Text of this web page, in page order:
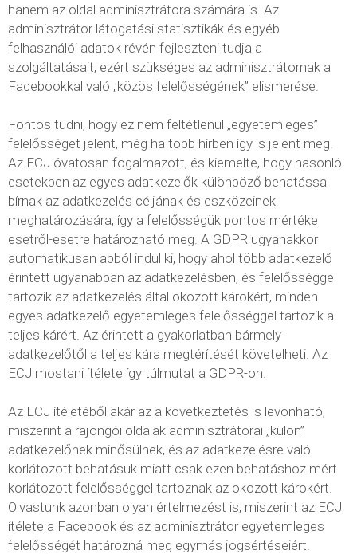
hanem az oldal adminisztrátora számára is. Az
adminisztrátor látogatási statisztikák és egyéb
felhasználói adatok révén fejleszteni tudja a
szolgáltatásait, ezért szükséges az adminisztrátornak a
Facebookkal való „közös felelősségének” elismerése.
Fontos tudni, hogy ez nem feltétlenül „egyetemleges”
felelősséget jelent, még ha több hírben így is jelent meg.
Az ECJ óvatosan fogalmazott, és kiemelte, hogy hasonló
esetekben az egyes adatkezelők különböző behatással
bírnak az adatkezelés céljának és eszközeinek
meghatározására, így a felelősségük pontos mértéke
esetről-esetre határozható meg. A GDPR ugyanakkor
automatikusan abból indul ki, hogy ahol több adatkezelő
érintett ugyanabban az adatkezelésben, és felelősséggel
tartozik az adatkezelés által okozott károkért, minden
egyes adatkezelő egyetemleges felelősséggel tartozik a
teljes kárért. Az érintett a gyakorlatban bármely
adatkezelőtől a teljes kára megtérítését követelheti. Az
ECJ mostani ítélete így túlmutat a GDPR-on.
Az ECJ ítéletéből akár az a következtetés is levonható,
miszerint a rajongói oldalak adminisztrátorai „külön”
adatkezelőnek minősülnek, és az adatkezelésre való
korlátozott behatásuk miatt csak ezen behatáshoz mért
korlátozott felelősséggel tartoznak az okozott károkért.
Olvastunk azonban olyan értelmezést is, miszerint az ECJ
ítélete a Facebook és az adminisztrátor egyetemleges
felelősségét határozná meg egymás jogsértéseiért.